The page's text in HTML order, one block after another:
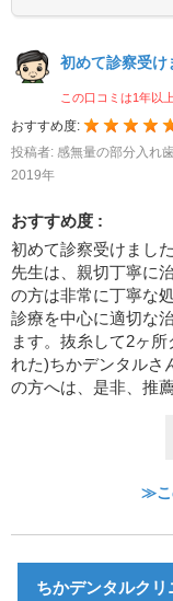
初めて診察受け
この口コミは1年以
おすすめ度:
投稿者: 感無量の部分入れ
2019年
おすすめ度 :
初めて診察受けました
先生は、親切丁寧に
の方は非常に丁寧な
診療を中心に適切な
ます。抜糸して2ヶ
れた)ちかデンタルさ
の方へは、是非、推
≫こ
ちかデンタルク